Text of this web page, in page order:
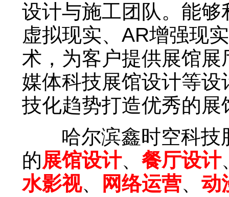
设计与施工团队。能
虚拟现实、AR增强现
术，为客户提供展馆
媒体科技展馆设计等
技化趋势打造优秀的展
哈尔滨鑫时空科技
的展馆设计、 餐厅设计
水影视、 网络运营、 动